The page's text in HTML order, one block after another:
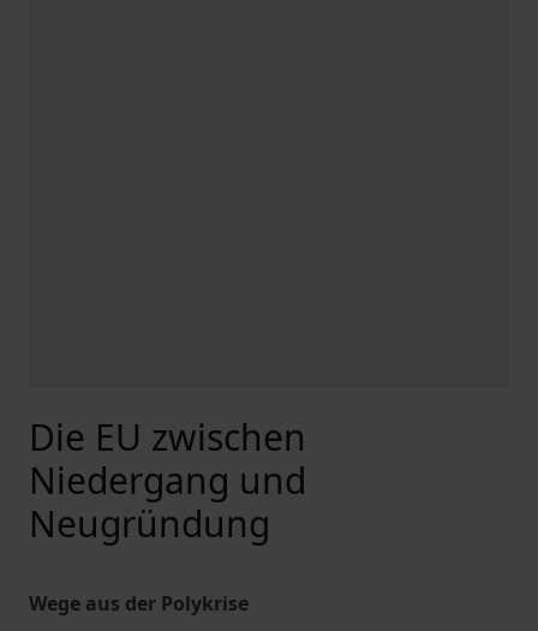
Die EU zwischen
Niedergang und
Neugründung
Wege aus der Polykrise